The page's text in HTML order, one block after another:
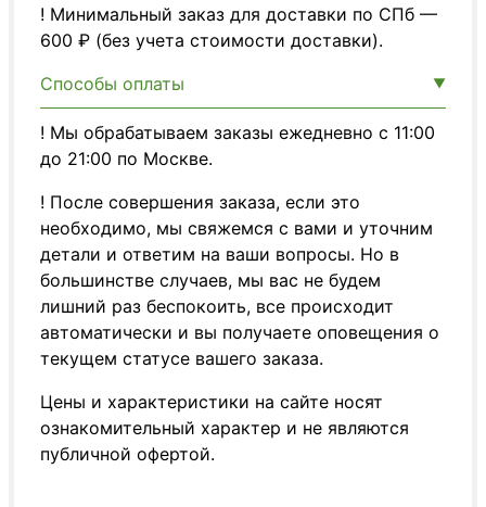
! Минимальный заказ для доставки по СПб —
600 ₽ (без учета стоимости доставки).
Способы оплаты
! Мы обрабатываем заказы ежедневно с 11:00
до 21:00 по Москве.
! После совершения заказа, если это
необходимо, мы свяжемся с вами и уточним
детали и ответим на ваши вопросы. Но в
большинстве случаев, мы вас не будем
лишний раз беспокоить, все происходит
автоматически и вы получаете оповещения о
текущем статусе вашего заказа.
Цены и характеристики на сайте носят
ознакомительный характер и не являются
публичной офертой.